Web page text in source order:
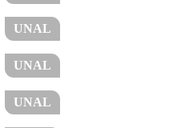
UNAL
UNAL
UNAL